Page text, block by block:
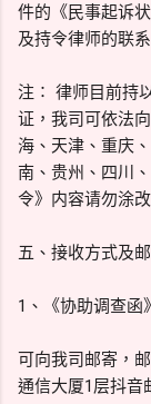
件的《民事起诉
及持令律师的联
注∶ 律师目前持
证，我司可依法
海、天津、重庆
南、贵州、四川
令》内容请勿涂
五、接收方式及
1、《协助调查函》
可向我司邮寄，
通信大厦1层抖音